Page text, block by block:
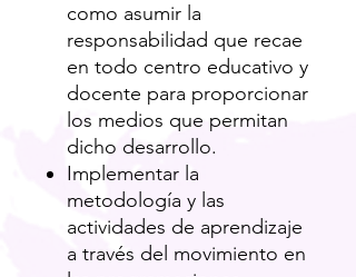
como asumir la
responsabilidad que recae
en todo centro educativo y
docente para proporcionar
los medios que permitan
dicho desarrollo.
Implementar la
metodología y las
actividades de aprendizaje
a través del movimiento en